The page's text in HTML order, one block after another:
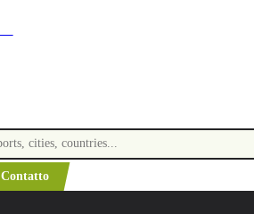
Contatto